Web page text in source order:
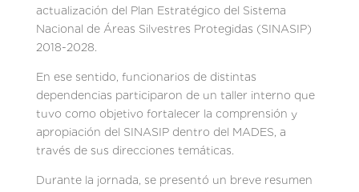
actualización del Plan Estratégico del Sistema
Nacional de Áreas Silvestres Protegidas (SINASIP)
2018-2028.
En ese sentido, funcionarios de distintas
dependencias participaron de un taller interno que
tuvo como objetivo fortalecer la comprensión y
apropiación del SINASIP dentro del MADES, a
través de sus direcciones temáticas.
Durante la jornada, se presentó un breve resumen